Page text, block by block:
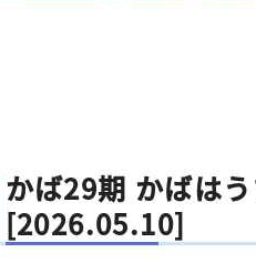
かば29期 かばは
[2026.05.10]